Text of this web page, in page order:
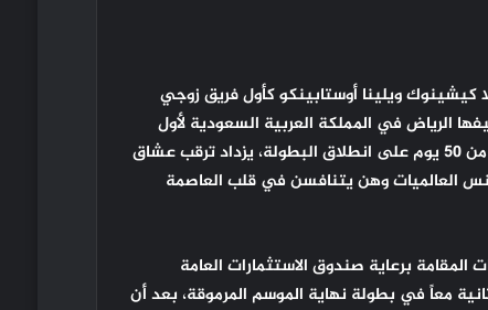
كيشينوك ويلينا أوستابينكو كأول فريق زوجي
الرياض في المملكة العربية السعودية لأول
ومع تبقي أقل من 50 يوم على انطلاق البطولة، يزداد ترقب عشاق
العالميات وهن يتنافسن في قلب العاصمة
المقامة برعاية صندوق الاستثمارات العامة
معاً في بطولة نهاية الموسم المرموقة، بعد أن